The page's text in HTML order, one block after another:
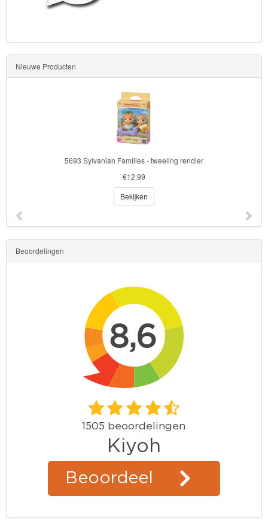
Nieuwe Producten
5693 Sylvanian Families - tweeling rendier
€12.99
Bekijken
Beoordelingen